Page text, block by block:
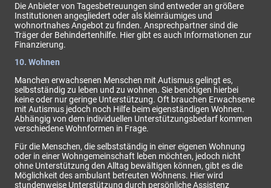
Die Anbieter von Tagesbetreuungen sind entweder an größere
Institutionen angegliedert oder als kleinräumiges und
wohnortnahes Angebot zu finden. Ansprechpartner sind die
Träger der Behindertenhilfe. Hier gibt es auch Informationen zur
Finanzierung.
10. Wohnen
Manchen erwachsenen Menschen mit Autismus gelingt es,
selbstständig zu leben und zu wohnen. Sie benötigen hierbei
keine oder nur geringe Unterstützung. Oft brauchen Erwachsene
mit Autismus jedoch noch Hilfe beim eigenständigen Wohnen.
Abhängig von dem individuellen Unterstützungsbedarf kommen
verschiedene Wohnformen in Frage.
Für die Menschen, die selbstständig in einer eigenen Wohnung
oder in einer Wohngemeinschaft leben möchten, jedoch nicht
ohne Unterstützung den Alltag bewältigen können, gibt es die
Möglichkeit des ambulant betreuten Wohnens. Hier wird
stundenweise Unterstützung durch persönliche Assistenz